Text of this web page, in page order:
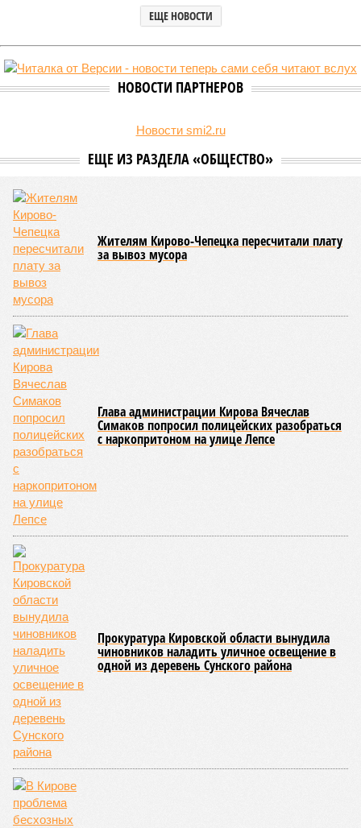
ЕЩЕ НОВОСТИ
НОВОСТИ ПАРТНЕРОВ
Новости smi2.ru
ЕЩЕ ИЗ РАЗДЕЛА «ОБЩЕСТВО»
Жителям Кирово-Чепецка пересчитали плату
за вывоз мусора
Глава администрации Кирова Вячеслав
Симаков попросил полицейских разобраться
с наркопритоном на улице Лепсе
Прокуратура Кировской области вынудила
чиновников наладить уличное освещение в
одной из деревень Сунского района